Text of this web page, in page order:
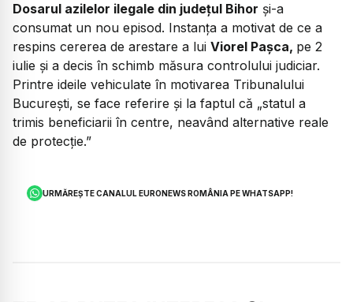
Dosarul azilelor ilegale din județul Bihor și-a
consumat un nou episod. Instanța a motivat de ce a
respins cererea de arestare a lui Viorel Pașca, pe 2
iulie și a decis în schimb măsura controlului judiciar.
Printre ideile vehiculate în motivarea Tribunalului
București, se face referire și la faptul că „statul a
trimis beneficiarii în centre, neavând alternative reale
de protecție.”
URMĂREȘTE CANALUL EURONEWS ROMÂNIA PE WHATSAPP!